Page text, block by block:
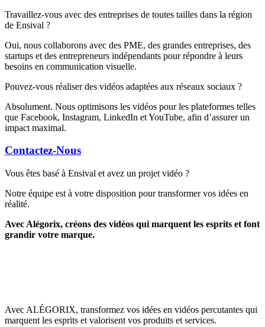
Travaillez-vous avec des entreprises de toutes tailles dans la région
de Ensival ?
Oui, nous collaborons avec des PME, des grandes entreprises, des
startups et des entrepreneurs indépendants pour répondre à leurs
besoins en communication visuelle.
Pouvez-vous réaliser des vidéos adaptées aux réseaux sociaux ?
Absolument. Nous optimisons les vidéos pour les plateformes telles
que Facebook, Instagram, LinkedIn et YouTube, afin d’assurer un
impact maximal.
Contactez-Nous
Vous êtes basé à Ensival et avez un projet vidéo ?
Notre équipe est à votre disposition pour transformer vos idées en
réalité.
Avec Alégorix, créons des vidéos qui marquent les esprits et font
grandir votre marque.
Avec ALÉGORIX, transformez vos idées en vidéos percutantes qui
marquent les esprits et valorisent vos produits et services.